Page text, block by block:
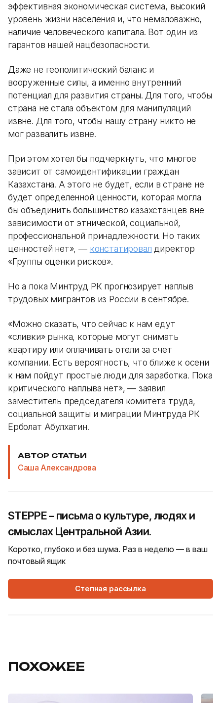
эффективная экономическая система, высокий
уровень жизни населения и, что немаловажно,
наличие человеческого капитала. Вот один из
гарантов нашей нацбезопасности.
Даже не геополитический баланс и
вооруженные силы, а именно внутренний
потенциал для развития страны. Для того, чтобы
страна не стала объектом для манипуляций
извне. Для того, чтобы нашу страну никто не
мог развалить извне.
При этом хотел бы подчеркнуть, что многое
зависит от самоидентификации граждан
Казахстана. А этого не будет, если в стране не
будет определенной ценности, которая могла
бы объединить большинство казахстанцев вне
зависимости от этнической, социальной,
профессиональной принадлежности. Но таких
ценностей нет», — констатировал директор
«Группы оценки рисков».
Но а пока Минтруд РК прогнозирует наплыв
трудовых мигрантов из России в сентябре.
«Можно сказать, что сейчас к нам едут
«сливки» рынка, которые могут снимать
квартиру или оплачивать отели за счет
компании. Есть вероятность, что ближе к осени
к нам пойдут простые люди для заработка. Пока
критического наплыва нет», — заявил
заместитель председателя комитета труда,
социальной защиты и миграции Минтруда РК
Ерболат Абулхатин.
АВТОР СТАТЬИ
Саша Александрова
STEPPE – письма о культуре, людях и
смыслах Центральной Азии.
Коротко, глубоко и без шума. Раз в неделю — в ваш
почтовый ящик
Степная рассылка
ПОХОЖЕЕ